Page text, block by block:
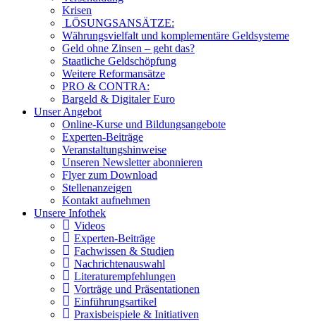
Krisen
LÖSUNGSANSÄTZE:
Währungsvielfalt und komplementäre Geldsysteme
Geld ohne Zinsen – geht das?
Staatliche Geldschöpfung
Weitere Reformansätze
PRO & CONTRA:
Bargeld & Digitaler Euro
Unser Angebot
Online-Kurse und Bildungsangebote
Experten-Beiträge
Veranstaltungshinweise
Unseren Newsletter abonnieren
Flyer zum Download
Stellenanzeigen
Kontakt aufnehmen
Unsere Infothek
Videos
Experten-Beiträge
Fachwissen & Studien
Nachrichtenauswahl
Literaturempfehlungen
Vorträge und Präsentationen
Einführungsartikel
Praxisbeispiele & Initiativen